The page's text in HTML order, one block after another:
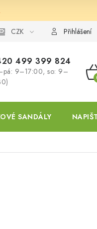
CZK Přihlášení
499 399 824
9–17:00, so: 9–
SANDÁLY